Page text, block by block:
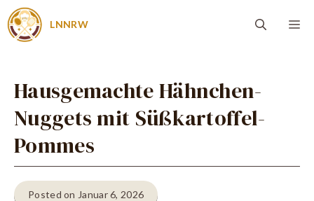
Zum
Inhalt
LNNRW
Hausgemachte Hähnchen-
Nuggets mit Süßkartoffel-
Pommes
Posted on Januar 6, 2026